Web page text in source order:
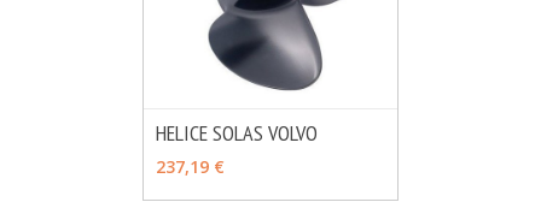
HELICE SOLAS VOLVO
237,19 €